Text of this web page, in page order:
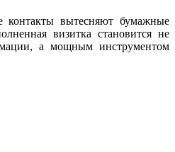
вытесняют бумажные
визитка становится не
а мощным инструментом